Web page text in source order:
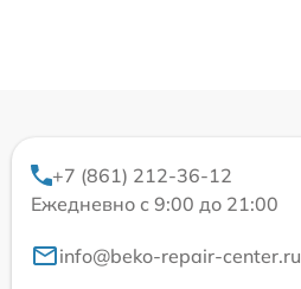
+7 (861) 212-36-12
Ежедневно с 9:00 до 21:00
info@beko-repair-center.ru